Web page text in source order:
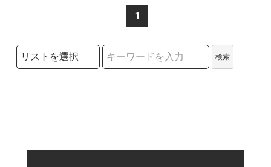
1
検索リストの選択
検索